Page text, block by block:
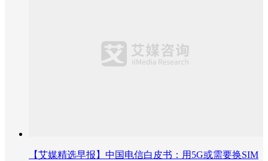
【艾媒精选早报】中国电信白皮书：用5G或需要换SIM